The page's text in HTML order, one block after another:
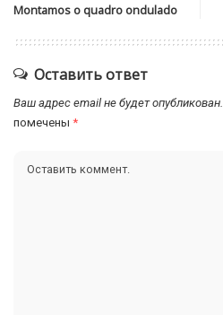
Montamos o quadro ondulado
Оставить ответ
Ваш адрес email не будет опубликован.
помечены *